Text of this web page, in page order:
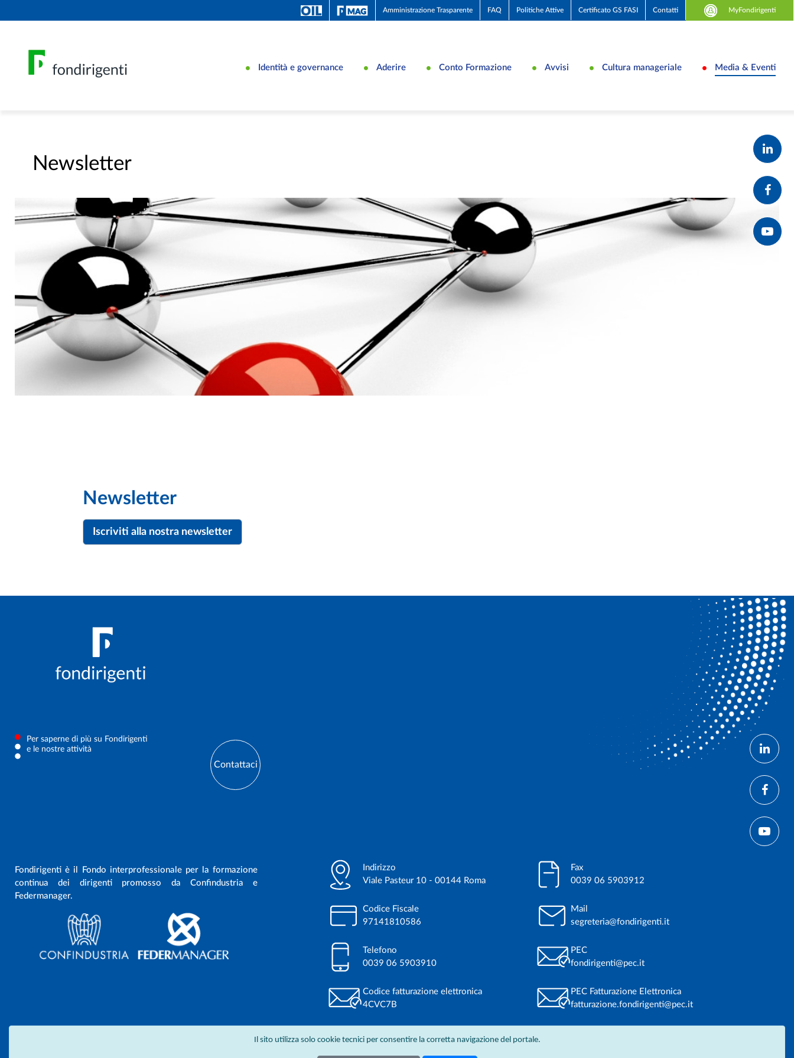
Amministrazione Trasparente FAQ Politiche Attive Certificato GS FASI Contatti MyFondirigenti
Identità e governance Aderire Conto Formazione Avvisi Cultura manageriale Media & Eventi
Newsletter
Newsletter
Iscriviti alla nostra newsletter
Il sito utilizza solo cookie tecnici per consentire la corretta navigazione del portale.
Per saperne di più su Fondirigenti
e le nostre attività
Contattaci
Fondirigenti è il Fondo interprofessionale per la formazione
continua dei dirigenti promosso da Confindustria e
Federmanager.
Indirizzo
Viale Pasteur 10 - 00144 Roma
Fax
0039 06 5903912
Codice Fiscale
97141810586
Mail
segreteria@fondirigenti.it
Telefono
0039 06 5903910
PEC
fondirigenti@pec.it
Codice fatturazione elettronica
4CVC7B
PEC Fatturazione Elettronica
fatturazione.fondirigenti@pec.it
Privacy- Copyright © 2011-2019 Tutti i diritti riservati.